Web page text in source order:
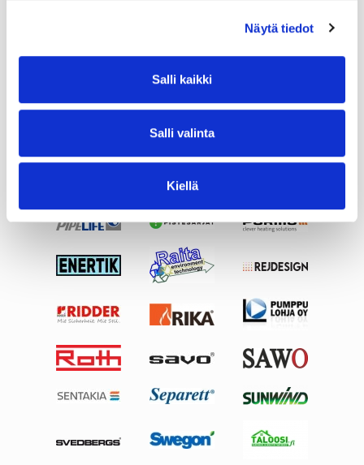
Näytä tiedot
Salli kaikki
Salli valinta
Kiellä